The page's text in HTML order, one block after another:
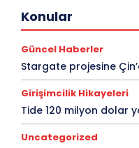
Konular
Güncel Haberler
Stargate projesine
Girişimcilik Hikayeleri
Tide 120 milyon dolar
Uncategorized